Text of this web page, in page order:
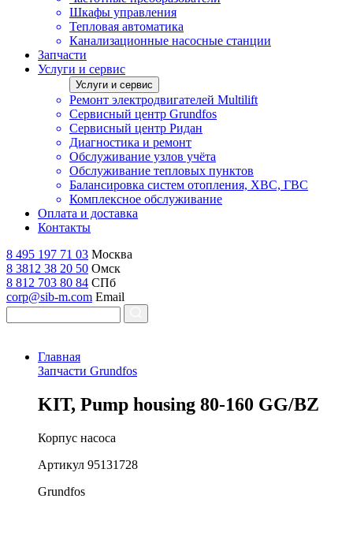
Шкафы управления
Тепловая автоматика
Канализационные насосные станции
Запчасти
Услуги и сервис
Услуги и сервис
Ремонт электродвигателей Multilift
Сервисный центр Grundfos
Сервисный центр Ридан
Диагностика и ремонт
Обслуживание узлов учёта
Обслуживание тепловых пунктов
Балансировка систем отопления, ХВС, ГВС
Комплексное обслуживание
Оплата и доставка
Контакты
8 495 197 71 03 Москва
8 3812 38 20 50 Омск
8 812 703 80 84 СПб
corp@sib-m.com Email
Главная
Запчасти Grundfos
KIT, Pump housing 80-160 GG/BZ
Корпус насоса
Артикул 95131728
Grundfos